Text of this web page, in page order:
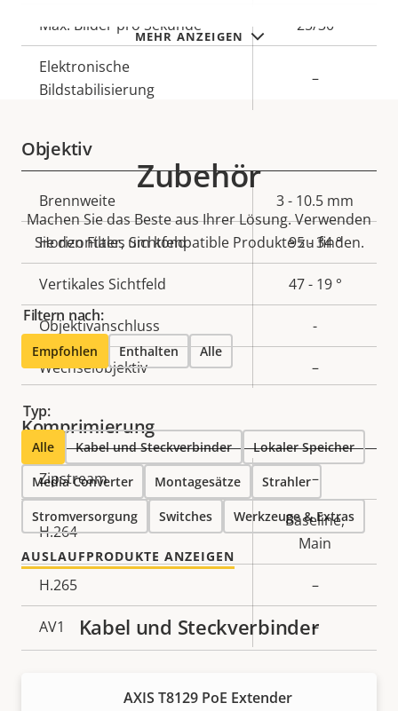
MEHR ANZEIGEN
Max. Bilder pro Sekunde 25/30
Elektronische
Bildstabilisierung
–
Objektiv
Eigentumsbeschreibung Eigentumswert
Brennweite 3 - 10.5 mm
Horizontales Sichtfeld 95 - 34 °
Vertikales Sichtfeld 47 - 19 °
Objektivanschluss -
Wechselobjektiv –
Komprimierung
Eigentumsbeschreibung Eigentumswert
Zipstream –
H.264
Baseline,
Main
H.265 –
AV1 –
Zubehör
Machen Sie das Beste aus Ihrer Lösung. Verwenden
Sie den Filter, um kompatible Produkte zu finden.
Filtern nach:
Empfohlen Enthalten Alle
Typ:
Alle Kabel und Steckverbinder Lokaler Speicher
Media Converter Montagesätze Strahler
Stromversorgung Switches Werkzeuge & Extras
AUSLAUFPRODUKTE ANZEIGEN
Kabel und Steckverbinder
AXIS T8129 PoE Extender